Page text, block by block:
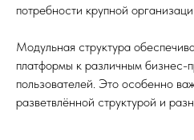
потребности крупной
Модульная структура
платформы к различным бизнес-
пользователей. Это особенно
разветвлённой структурой и